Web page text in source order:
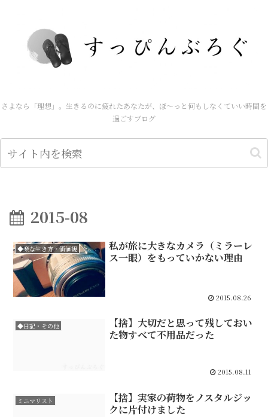
さよなら「理想」。生きるのに疲れたあなたが、ぼ～っと何もしなくていい時間を
過ごすブログ
2015-08
◆楽な生き方・価値観
私が旅に大きなカメラ（ミラーレ
ス一眼）をもっていかない理由
2015.08.26
◆日記・その他
【捨】大切だと思って残しておい
た物すべて不用品だった
2015.08.11
ミニマリスト
【捨】実家の荷物をノスタルジッ
クに片付けました